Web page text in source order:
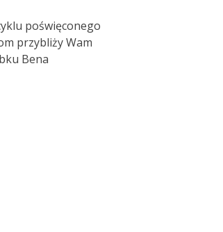
poświęconego
przybliży Wam
Bena